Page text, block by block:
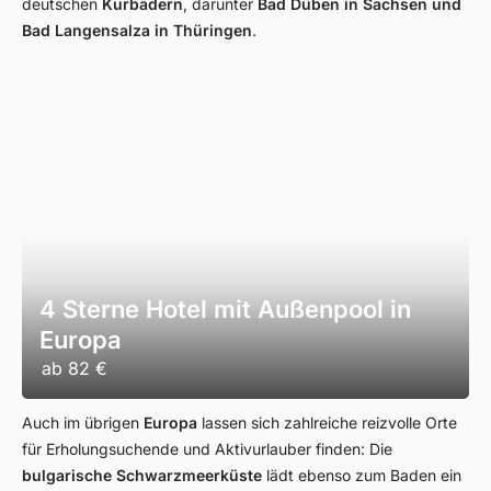
deutschen Kurbädern, darunter Bad Düben in Sachsen und
Bad Langensalza in Thüringen.
4 Sterne Hotel mit Außenpool in
Europa
ab 82 €
Auch im übrigen Europa lassen sich zahlreiche reizvolle Orte
für Erholungsuchende und Aktivurlauber finden: Die
bulgarische Schwarzmeerküste lädt ebenso zum Baden ein